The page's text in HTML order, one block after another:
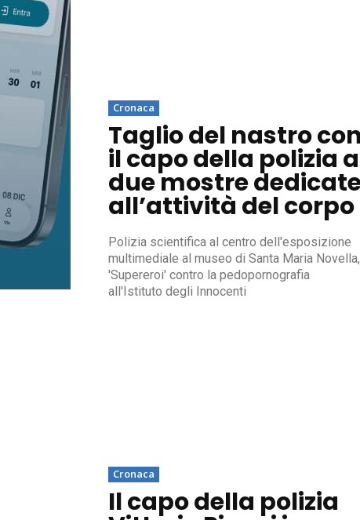
Cronaca
Taglio del nastro con
il capo della polizia a
due mostre
all’attività del corpo
Polizia scientifica al centro dell'esposizione
multimediale al museo di Santa Maria Novella,
'Supereroi' contro la pedopornografia
all'Istituto degli Innocenti
Cronaca
Il capo della polizia